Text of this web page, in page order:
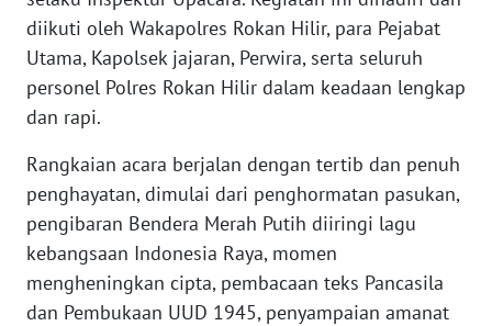
diikuti oleh Wakapolres Rokan Hilir, para Pejabat
Utama, Kapolsek jajaran, Perwira, serta seluruh
personel Polres Rokan Hilir dalam keadaan lengkap
dan rapi.
Rangkaian acara berjalan dengan tertib dan penuh
penghayatan, dimulai dari penghormatan pasukan,
pengibaran Bendera Merah Putih diiringi lagu
kebangsaan Indonesia Raya, momen
mengheningkan cipta, pembacaan teks Pancasila
dan Pembukaan UUD 1945, penyampaian amanat
NTT
WN
KEPRI
WN
PAPUA
WN
PAPUA
BARAT